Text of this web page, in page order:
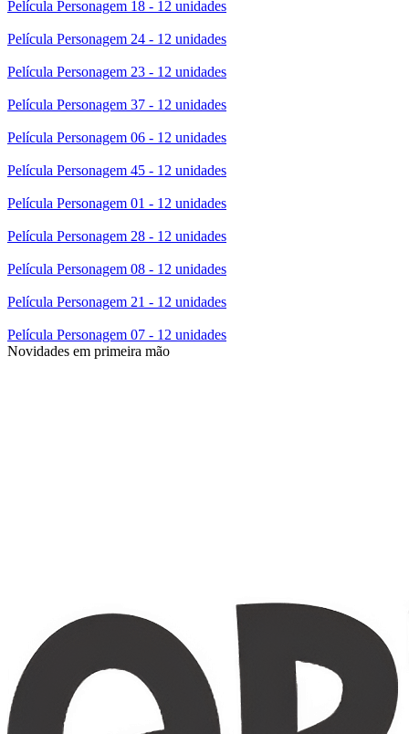
Película Personagem 18 - 12 unidades
Película Personagem 24 - 12 unidades
Película Personagem 23 - 12 unidades
Película Personagem 37 - 12 unidades
Película Personagem 06 - 12 unidades
Película Personagem 45 - 12 unidades
Película Personagem 01 - 12 unidades
Película Personagem 28 - 12 unidades
Película Personagem 08 - 12 unidades
Película Personagem 21 - 12 unidades
Película Personagem 07 - 12 unidades
Novidades em primeira mão